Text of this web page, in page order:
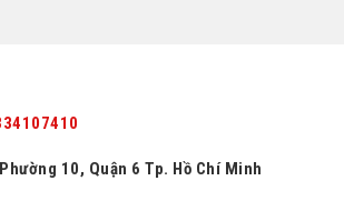
10, Quận 6 Tp. Hồ Chí Minh